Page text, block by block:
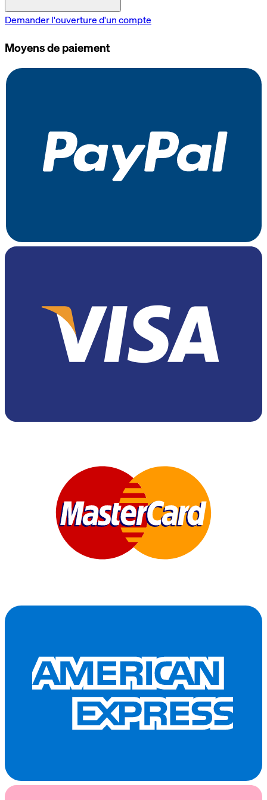
Demander l'ouverture d'un compte
Moyens de paiement